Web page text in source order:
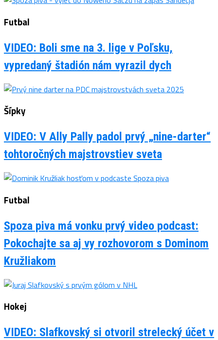
Futbal
VIDEO: Boli sme na 3. lige v Poľsku,
vypredaný štadión nám vyrazil dych
Šípky
VIDEO: V Ally Pally padol prvý „nine-darter“
tohtoročných majstrovstiev sveta
Futbal
Spoza piva má vonku prvý video podcast:
Pokochajte sa aj vy rozhovorom s Dominom
Kružliakom
Hokej
VIDEO: Slafkovský si otvoril strelecký účet v